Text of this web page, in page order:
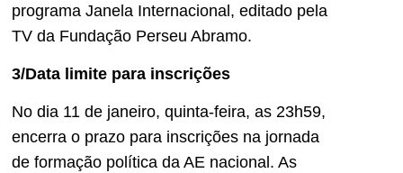
programa Janela Internacional, editado pela
TV da Fundação Perseu Abramo.
3/Data limite para inscrições
No dia 11 de janeiro, quinta-feira, as 23h59,
encerra o prazo para inscrições na jornada
de formação política da AE nacional. As